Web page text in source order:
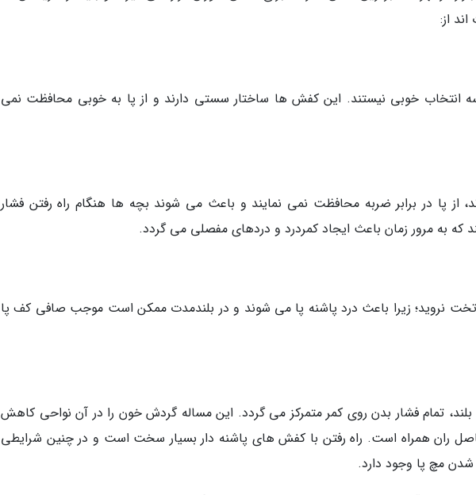
از:
خوبی نیستند. این کفش ها ساختار سستی دارند و از پا به خوبی محافظت نمی
از پا در برابر ضربه محافظت نمی نمایند و باعث می شوند بچه ها هنگام راه رفتن فشار
که به مرور زمان باعث ایجاد کمردرد و دردهای مفصلی می گردد.
نروید؛ زیرا باعث درد پاشنه پا می شوند و در بلندمدت ممکن است موجب صافی کف پا
بلند، تمام فشار بدن روی کمر متمرکز می گردد. این مساله گردش خون را در آن نواحی کاهش
ران همراه است. راه رفتن با کفش های پاشنه دار بسیار سخت است و در چنین شرایطی
مچ پا وجود دارد.